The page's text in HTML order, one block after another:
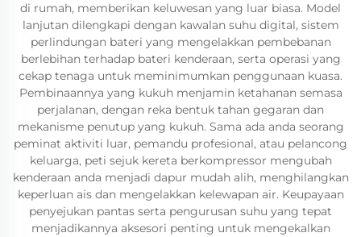
di rumah, memberikan keluwesan yang luar biasa. Model
lanjutan dilengkapi dengan kawalan suhu digital, sistem
perlindungan bateri yang mengelakkan pembebanan
berlebihan terhadap bateri kenderaan, serta operasi yang
cekap tenaga untuk meminimumkan penggunaan kuasa.
Pembinaannya yang kukuh menjamin ketahanan semasa
perjalanan, dengan reka bentuk tahan gegaran dan
mekanisme penutup yang kukuh. Sama ada anda seorang
peminat aktiviti luar, pemandu profesional, atau pelancong
keluarga, peti sejuk kereta berkompressor mengubah
kenderaan anda menjadi dapur mudah alih, menghilangkan
keperluan ais dan mengelakkan kelewapan air. Keupayaan
penyejukan pantas serta pengurusan suhu yang tepat
menjadikannya aksesori penting untuk mengekalkan